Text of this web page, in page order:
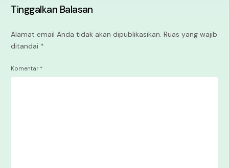
Tinggalkan Balasan
Alamat email Anda tidak akan dipublikasikan. Ruas yang wajib
ditandai *
Komentar *